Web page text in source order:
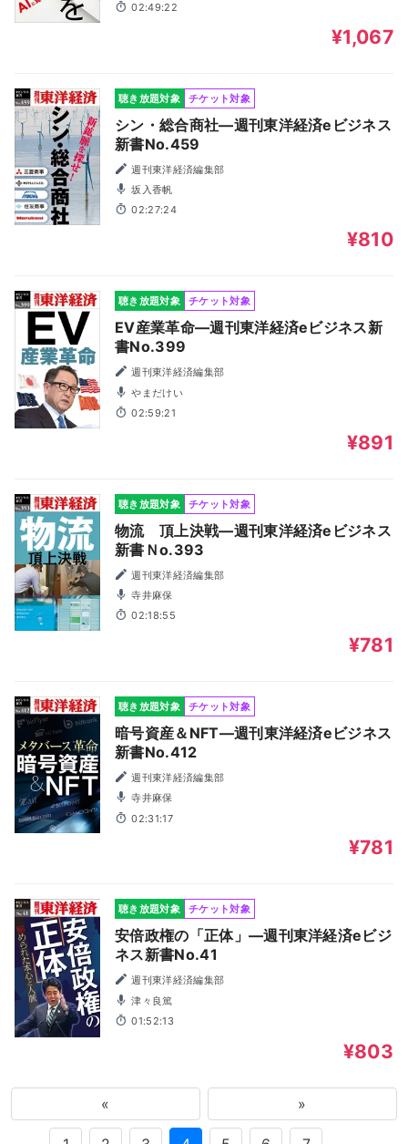
02:49:22
¥1,067
聴き放題対象 チケット対象
シン・総合商社―週刊東洋経済eビジネス
新書No.459
週刊東洋経済編集部
坂入香帆
02:27:24
¥810
聴き放題対象 チケット対象
EV産業革命―週刊東洋経済eビジネス新
書No.399
週刊東洋経済編集部
やまだけい
02:59:21
¥891
聴き放題対象 チケット対象
物流 頂上決戦―週刊東洋経済eビジネス
新書Ｎo.393
週刊東洋経済編集部
寺井麻保
02:18:55
¥781
聴き放題対象 チケット対象
暗号資産＆NFT―週刊東洋経済eビジネス
新書No.412
週刊東洋経済編集部
寺井麻保
02:31:17
¥781
聴き放題対象 チケット対象
安倍政権の「正体」―週刊東洋経済eビジ
ネス新書No.41
週刊東洋経済編集部
津々良篤
01:52:13
¥803
« »